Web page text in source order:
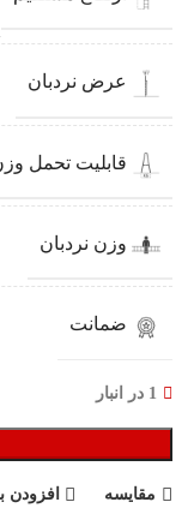
عرض نردبان
قابلیت تحمل
وزن نردبان
ضمانت
1 در انبار
مقایسه افزودن